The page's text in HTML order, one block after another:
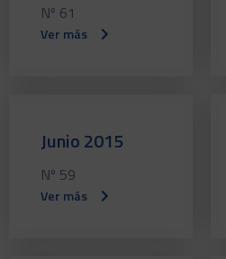
Nº 61
Ver más
Junio 2015
Nº 59
Ver más